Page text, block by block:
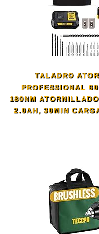
TALADRO
PROFESSIONAL
180NM
2.0AH, 30MIN